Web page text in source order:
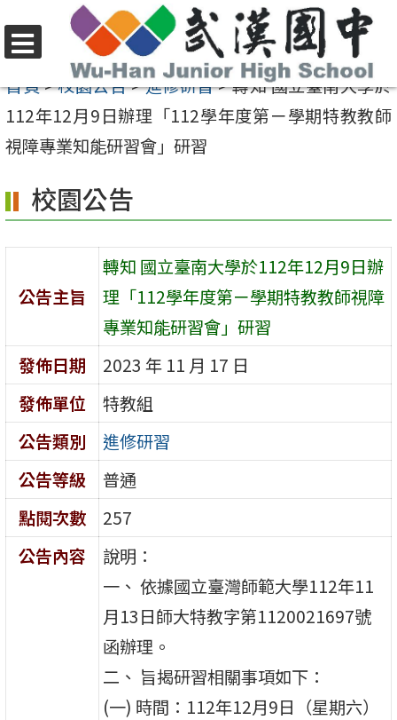
至
要
內
區
選
單
首頁>校園公告>進修研習>轉知 國立臺南大學於
112年12月9日辦理「112學年度第ㄧ學期特教教師
視障專業知能研習會」研習
校園公告
公告主旨
轉知 國立臺南大學於112年12月9日辦
理「112學年度第ㄧ學期特教教師視障
專業知能研習會」研習
發佈日期
2023 年 11 月 17 日
發佈單位
特教組
公告類別
進修研習
公告等級
普通
點閱次數
257
公告內容
說明：
一、 依據國立臺灣師範大學112年11
月13日師大特教字第1120021697號
函辦理。
二、 旨揭研習相關事項如下：
(一) 時間：112年12月9日（星期六）